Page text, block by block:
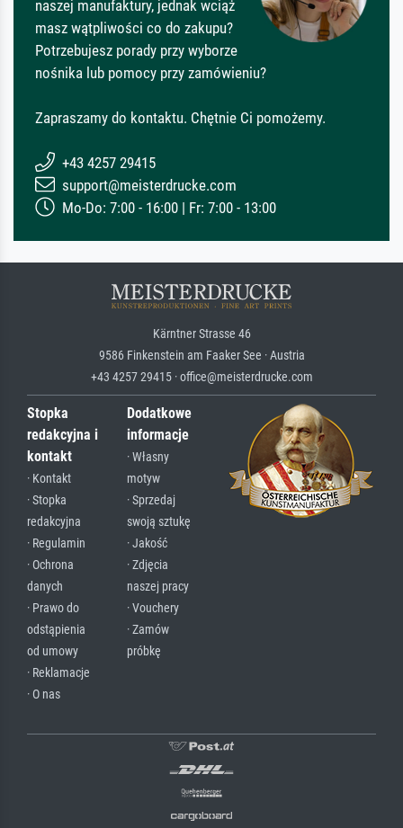
naszej manufaktury, jednak wciąż
masz wątpliwości co do zakupu?
Potrzebujesz porady przy wyborze
nośnika lub pomocy przy zamówieniu?
Zapraszamy do kontaktu. Chętnie Ci pomożemy.
+43 4257 29415
support@meisterdrucke.com
Mo-Do: 7:00 - 16:00 | Fr: 7:00 - 13:00
Kärntner Strasse 46
9586 Finkenstein am Faaker See · Austria
+43 4257 29415 · office@meisterdrucke.com
Stopka
redakcyjna i
kontakt
· Kontakt
· Stopka
redakcyjna
· Regulamin
· Ochrona
danych
· Prawo do
odstąpienia
od umowy
· Reklamacje
· O nas
Dodatkowe
informacje
· Własny
motyw
· Sprzedaj
swoją sztukę
· Jakość
· Zdjęcia
naszej pracy
· Vouchery
· Zamów
próbkę